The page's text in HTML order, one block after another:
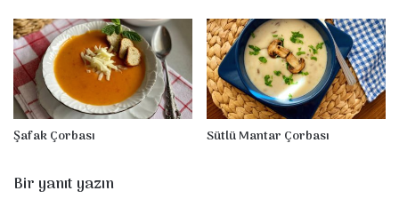
Şafak Çorbası Sütlü Mantar Çorbası
Bir yanıt yazın